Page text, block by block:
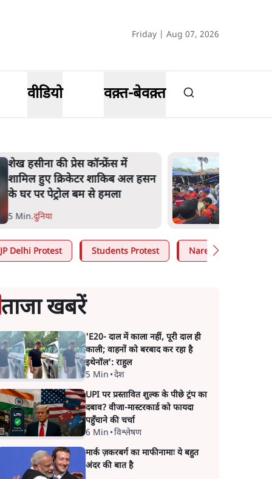
Friday | Aug 07, 2026
वीडियो वक़्त-बेवक़्त
झारखंड के आंदोलनकारी छात्रों ने
दबाव बढ़ाया, सीएम हेमंत सोरेन का
इस्तीफा मांगा, 10 को घेरेंगे
विधानसभा
4 Min.झारखंड
Delhi Protest Students Protest Narendra Modi
ताजा खबरें
'E20- दाल में काला नहीं, पूरी दाल ही
काली; वाहनों को बरबाद कर रहा है
इथेनॉल': राहुल
5 Min •देश
UPI पर प्रस्तावित शुल्क के पीछे ट्रंप का
दबाव? वीजा-मास्टरकार्ड को फायदा
पहुँचाने की चर्चा
6 Min •विश्लेषण
मार्क ज़करबर्ग का माफीनामाः ये बहुत
अंदर की बात है